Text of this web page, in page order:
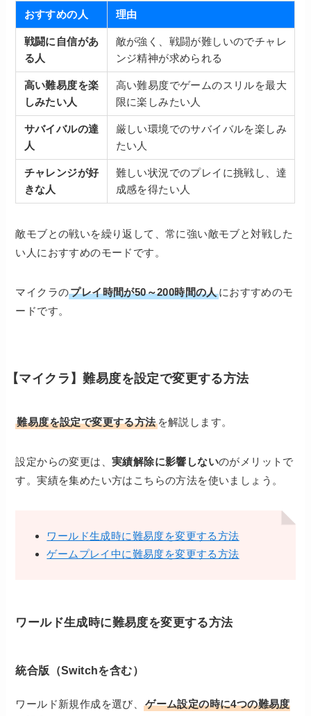
おすすめの人 理由
戦闘に自信があ
る人
敵が強く、戦闘が難しいのでチャレ
ンジ精神が求められる
高い難易度を楽
しみたい人
高い難易度でゲームのスリルを最大
限に楽しみたい人
サバイバルの達
人
厳しい環境でのサバイバルを楽しみ
たい人
チャレンジが好
きな人
難しい状況でのプレイに挑戦し、達
成感を得たい人
敵モブとの戦いを繰り返して、常に強い敵モブと対戦した
い人におすすめのモードです。
マイクラのプレイ時間が50～200時間の人におすすめのモ
ードです。
【マイクラ】難易度を設定で変更する方法
難易度を設定で変更する方法を解説します。
設定からの変更は、実績解除に影響しないのがメリットで
す。実績を集めたい方はこちらの方法を使いましょう。
ワールド生成時に難易度を変更する方法
ゲームプレイ中に難易度を変更する方法
ワールド生成時に難易度を変更する方法
統合版（Switchを含む）
ワールド新規作成を選び、ゲーム設定の時に4つの難易度